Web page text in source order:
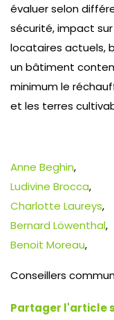
évaluer selon
sécurité, impact
locataires actuels,
un bâtiment
minimum le
et les terres
Anne Beghin,
Ludivine Brocca,
Charlotte Laureys,
Bernard Löwenthal,
Benoit Moreau,
Conseillers